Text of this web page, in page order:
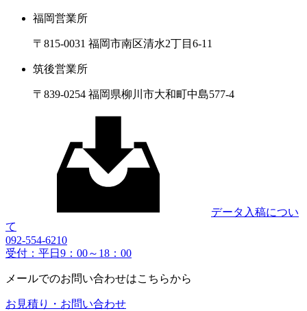
福岡営業所
〒815-0031 福岡市南区清水2丁目6-11
筑後営業所
〒839-0254 福岡県柳川市大和町中島577-4
データ入稿につい
て
092-554-6210
受付：平日9：00～18：00
メールでのお問い合わせはこちらから
お見積り・お問い合わせ